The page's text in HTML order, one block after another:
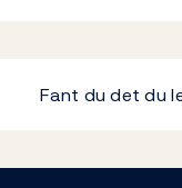
Fant du det du